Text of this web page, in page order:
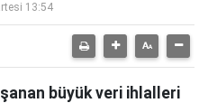
13:54
büyük veri ihlalleri